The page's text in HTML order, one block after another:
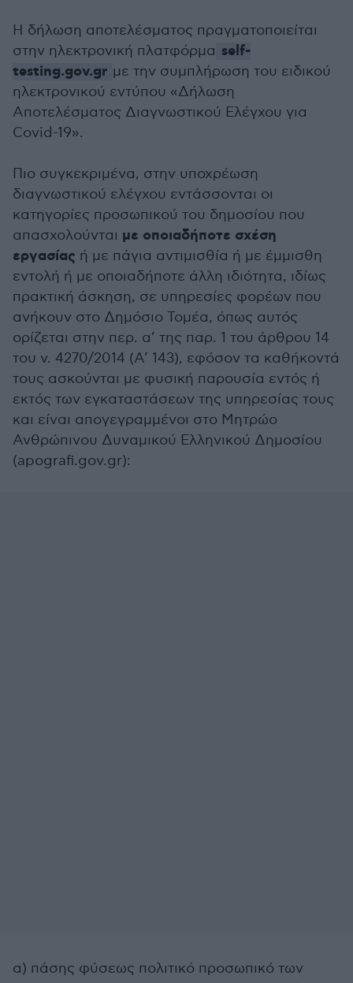
Η δήλωση αποτελέσματος πραγματοποιείται
στην ηλεκτρονική πλατφόρμα self-
testing.gov.gr με την συμπλήρωση του ειδικού
ηλεκτρονικού εντύπου «Δήλωση
Αποτελέσματος Διαγνωστικού Ελέγχου για
Covid-19».
Πιο συγκεκριμένα, στην υποχρέωση
διαγνωστικού ελέγχου εντάσσονται οι
κατηγορίες προσωπικού του δημοσίου που
απασχολούνται με οποιαδήποτε σχέση
εργασίας ή με πάγια αντιμισθία ή με έμμισθη
εντολή ή με οποιαδήποτε άλλη ιδιότητα, ιδίως
πρακτική άσκηση, σε υπηρεσίες φορέων που
ανήκουν στο Δημόσιο Τομέα, όπως αυτός
ορίζεται στην περ. α’ της παρ. 1 του άρθρου 14
του ν. 4270/2014 (Α’ 143), εφόσον τα καθήκοντά
τους ασκούνται με φυσική παρουσία εντός ή
εκτός των εγκαταστάσεων της υπηρεσίας τους
και είναι απογεγραμμένοι στο Μητρώο
Ανθρώπινου Δυναμικού Ελληνικού Δημοσίου
(apografi.gov.gr):
α) πάσης φύσεως πολιτικό προσωπικό των